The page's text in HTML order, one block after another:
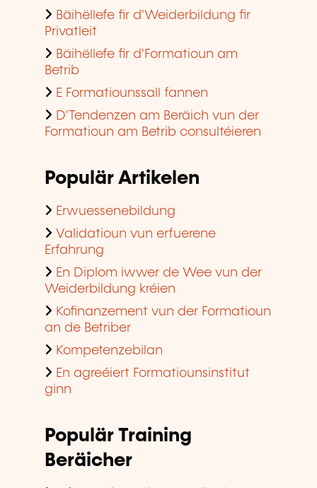
Bäihëllefe fir d'Weiderbildung fir
Privatleit
Bäihëllefe fir d'Formatioun am
Betrib
E Formatiounssall fannen
D'Tendenzen am Beräich vun der
Formatioun am Betrib consultéieren
Populär Artikelen
Erwuessenebildung
Validatioun vun erfuerene
Erfahrung
En Diplom iwwer de Wee vun der
Weiderbildung kréien
Kofinanzement vun der Formatioun
an de Betriber
Kompetenzebilan
En agreéiert Formatiounsinstitut
ginn
Populär Training
Beräicher